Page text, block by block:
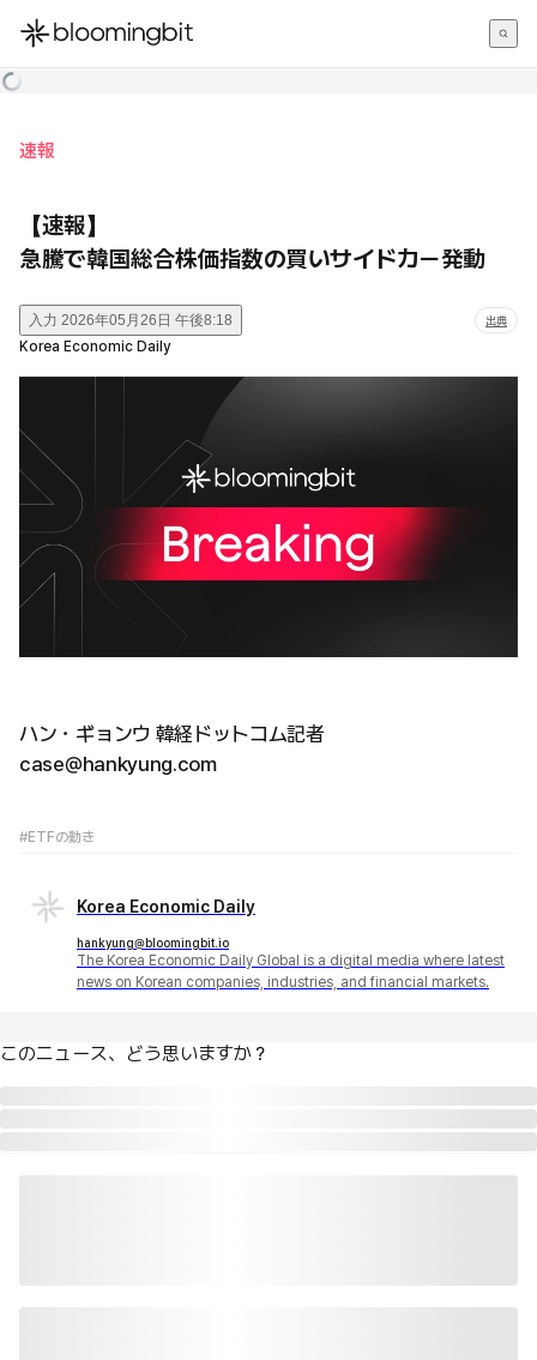
한국어
速報
【速報】
急騰で韓国総合株価指数の買いサイドカー発動
入力 2026年05月26日 午後8:18 出典
Korea Economic Daily
ハン・ギョンウ 韓経ドットコム記者
case@hankyung.com
#ETFの動き
Korea Economic Daily
hankyung@bloomingbit.io
The Korea Economic Daily Global is a digital media where latest
news on Korean companies, industries, and financial markets.
このニュース、どう思いますか？